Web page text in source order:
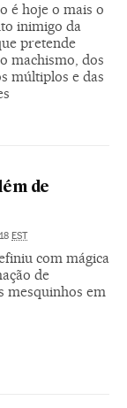
é hoje o mais o
inimigo da
pretende
machismo, dos
múltiplos e das
de
EST
com mágica
de
mesquinhos em